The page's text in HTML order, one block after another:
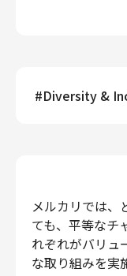
プロダクト・
マーケティング
プロダクトマネ
データアナリテ
#Diversity &
メルカリでは、
ても、平等なチ
れぞれがバリュ
な取り組みを実